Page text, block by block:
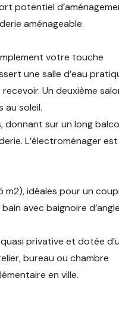
potentiel
aménageable.
votre touche
une salle d’eau
Un deuxième
au soleil.
donnant sur un long
L’électroménager est
m2), idéales pour un
avec baignoire d’angle
privative et dotée
bureau ou chambre
en ville.